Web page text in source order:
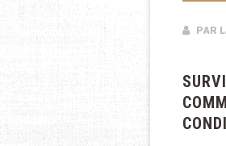
PAR